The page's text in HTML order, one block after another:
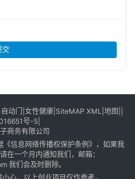
交
自动门 女性健康| SiteMAP XML 地图
号-5|
商务有限公司
信息网络传播权保护条例》，如果我
在一个月内通知我们，邮箱：
我们会及时删除。